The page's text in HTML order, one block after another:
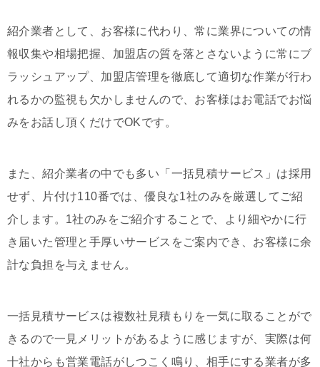
紹介業者として、お客様に代わり、常に業界についての情
報収集や相場把握、加盟店の質を落とさないように常にブ
ラッシュアップ、加盟店管理を徹底して適切な作業が行わ
れるかの監視も欠かしませんので、お客様はお電話でお悩
みをお話し頂くだけでOKです。
また、紹介業者の中でも多い「一括見積サービス」は採用
せず、片付け110番では、優良な1社のみを厳選してご紹
介します。1社のみをご紹介することで、より細やかに行
き届いた管理と手厚いサービスをご案内でき、お客様に余
計な負担を与えません。
一括見積サービスは複数社見積もりを一気に取ることがで
きるので一見メリットがあるように感じますが、実際は何
十社からも営業電話がしつこく鳴り、相手にする業者が多